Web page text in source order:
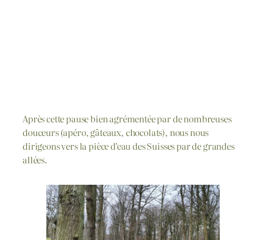
Après cette pause bien agrémentée par de nombreuses
douceurs (apéro, gâteaux, chocolats), nous nous
dirigeons vers la pièce d’eau des Suisses par de grandes
allées.